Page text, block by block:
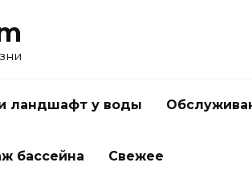
ландшафт у воды
бассейна Свежее